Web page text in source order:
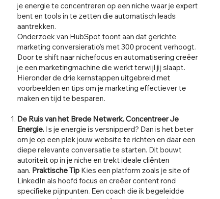
je energie te concentreren op een niche waar je expert
bent en tools in te zetten die automatisch leads
aantrekken.
Onderzoek van HubSpot toont aan dat gerichte
marketing conversieratio's met 300 procent verhoogt.
Door te shift naar nichefocus en automatisering creëer
je een marketingmachine die werkt terwijl jij slaapt.
Hieronder de drie kernstappen uitgebreid met
voorbeelden en tips om je marketing effectiever te
maken en tijd te besparen.
De Ruis van het Brede Netwerk. Concentreer Je
Energie. Is je energie is versnipperd? Dan is het beter
om je op een plek jouw website te richten en daar een
diepe relevante conversatie te starten. Dit bouwt
autoriteit op in je niche en trekt ideale cliënten
aan. Praktische Tip Kies een platform zoals je site of
LinkedIn als hoofd focus en creëer content rond
specifieke pijnpunten. Een coach die ik begeleidde